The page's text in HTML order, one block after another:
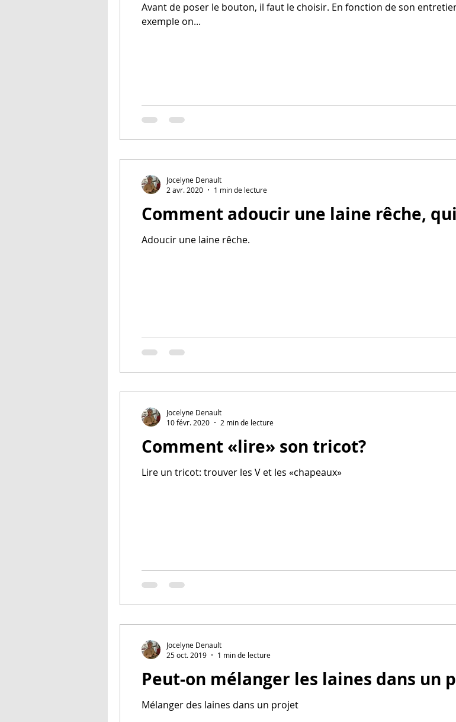
Avant de poser le bouton, il faut le choisir. En fonction de son
exemple on...
Adoucir une laine rêche.
Jocelyne Denault
2 avr. 2020
1 min de lecture
Comment «lire» son tricot?
Lire un tricot: trouver les V et les «chapeaux»
Jocelyne Denault
10 févr. 2020
2 min de lecture
Peut-on mélanger les laines dans un
Mélanger des laines dans un projet
Jocelyne Denault
25 oct. 2019
1 min de lecture